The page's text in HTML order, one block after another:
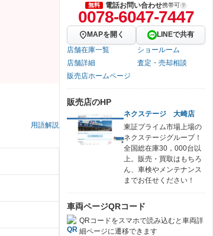
用語解説
無料 電話お問い合わせ携帯可
0078-6047-7447
MAPを開く
LINEで共有
店舗在庫一覧
ショールーム
店舗詳細
査定・売却相談
販売店ホームページ
販売店のHP
ネクステージ 大崎店
東証プライム市場上場の
ネクステージグループ！
全国総在庫30，000台以
上。販売・買取はもちろ
ん、車検やメンテナンス
までお任せください！
車両ページQRコード
QRコードをスマホで読み込むと車両詳
細ページに遷移できます